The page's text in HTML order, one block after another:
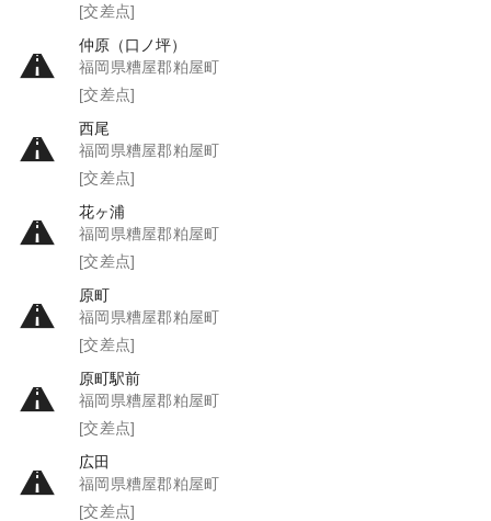
[交差点]
仲原（口ノ坪）
福岡県糟屋郡粕屋町
[交差点]
西尾
福岡県糟屋郡粕屋町
[交差点]
花ヶ浦
福岡県糟屋郡粕屋町
[交差点]
原町
福岡県糟屋郡粕屋町
[交差点]
原町駅前
福岡県糟屋郡粕屋町
[交差点]
広田
福岡県糟屋郡粕屋町
[交差点]